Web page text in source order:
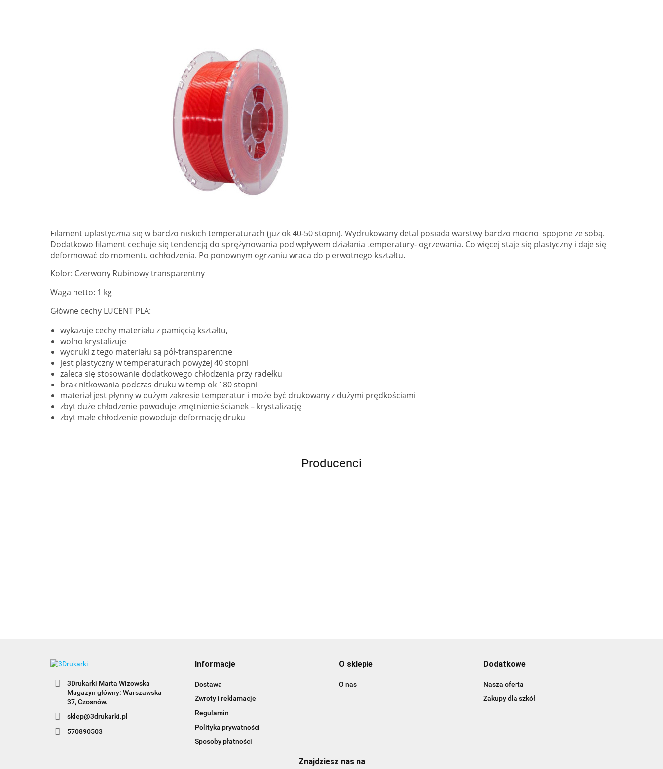
Filament uplastycznia się w bardzo niskich temperaturach (już ok 40-50 stopni). Wydrukowany detal posiada warstwy bardzo mocno spojone ze sobą.
Dodatkowo filament cechuje się tendencją do sprężynowania pod wpływem działania temperatury- ogrzewania. Co więcej staje się plastyczny i daje się
deformować do momentu ochłodzenia. Po ponownym ogrzaniu wraca do pierwotnego kształtu.
Kolor: Czerwony Rubinowy transparentny
Waga netto: 1 kg
Główne cechy LUCENT PLA:
wykazuje cechy materiału z pamięcią kształtu,
wolno krystalizuje
wydruki z tego materiału są pół-transparentne
jest plastyczny w temperaturach powyżej 40 stopni
zaleca się stosowanie dodatkowego chłodzenia przy radełku
brak nitkowania podczas druku w temp ok 180 stopni
materiał jest płynny w dużym zakresie temperatur i może być drukowany z dużymi prędkościami
zbyt duże chłodzenie powoduje zmętnienie ścianek – krystalizację
zbyt małe chłodzenie powoduje deformację druku
Producenci
3Drukarki Marta Wizowska
Magazyn główny: Warszawska
sklep@3drukarki.pl
570890503
Informacje
Dostawa
Zwroty i reklamacje
Regulamin
Polityka prywatności
Sposoby płatności
O sklepie
O nas
Dodatkowe
Nasza oferta
Zakupy dla szkół
Znajdziesz nas na